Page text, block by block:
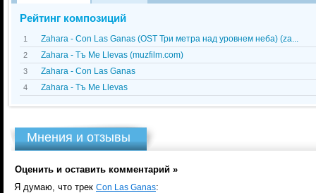
Рейтинг композиций
1 Zahara - Con Las Ganas (OST Три метра над уровнем неба) (za...
2 Zahara - Tъ Me Llevas (muzfilm.com)
3 Zahara - Con Las Ganas
4 Zahara - Tъ Me Llevas
Мнения и отзывы
Оценить и оставить комментарий »
Я думаю, что трек Con Las Ganas: